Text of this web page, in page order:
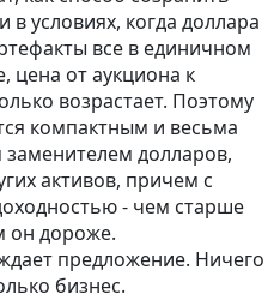
в условиях, когда доллара
все в единичном
цена от аукциона к
возрастает. Поэтому
компактным и весьма
долларов,
активов, причем с
- чем старше
он дороже.
предложение. Ничего
бизнес.